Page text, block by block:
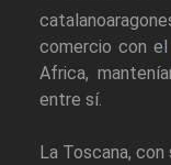
comercio con el
Africa,
entre sí.
La Toscana,